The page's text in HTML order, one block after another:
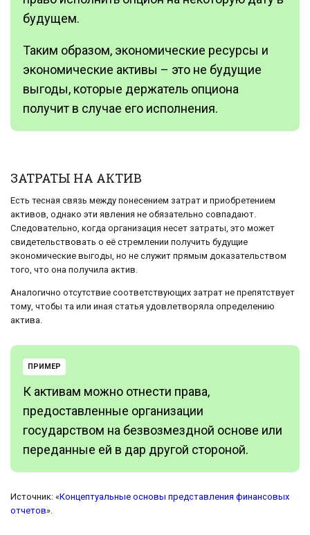
будущем.
Таким образом, экономические ресурсы и
экономические активы – это не будущие
выгоды, которые держатель опциона
получит в случае его исполнения.
ЗАТРАТЫ НА АКТИВ
Есть тесная связь между понесением затрат и приобретением
активов, однако эти явления не обязательно совпадают.
Следовательно, когда организация несет затраты, это может
свидетельствовать о её стремлении получить будущие
экономические выгоды, но не служит прямым доказательством
того, что она получила актив.
Аналогично отсутствие соответствующих затрат не препятствует
тому, чтобы та или иная статья удовлетворяла определению
актива.
ПРИМЕР
К активам можно отнести права,
предоставленные организации
государством на безвозмездной основе или
переданные ей в дар другой стороной.
Источник: «Концептуальные основы представления финансовых
отчетов».